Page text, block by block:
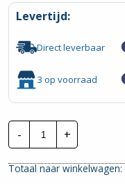
Levertijd:
Direct leverbaar
3 op voorraad
-
Schneider
ledige
installatiekast
10881
+
Totaal naar winkelwagen: